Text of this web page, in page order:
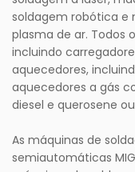
soldagem robótica e
plasma de ar. Todos
incluindo
aquecedores,
aquecedores a gás
diesel e querosene
As máquinas de
semiautomáticas